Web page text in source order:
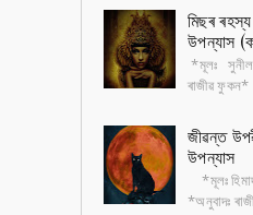
বেচিব পাৰিব জানো? কিন্তু পত্...
মিছৰ
উপন্যাস
*মূলঃ সুনীল
ৰাজীৱ ফুকন*
ছবি। ছবিকেইখন আঁকিছে এক
জীৱন্ত
উপন্যাস
*মূলঃ
*অনুবাদঃ